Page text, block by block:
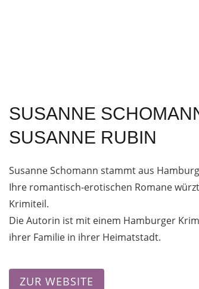
SUSANNE
SUSANNE RUBIN
Susanne Schomann stammt aus
Ihre romantisch-erotischen Romane
Krimiteil.
Die Autorin ist mit einem Hamburger
ihrer Familie in ihrer Heimatstadt.
ZUR WEBSITE